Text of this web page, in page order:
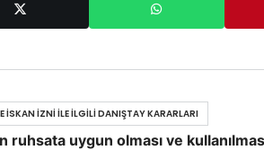
ruhsata uygun olması ve
İSKAN İZNI ILE İLGILI DANIŞTAY KARARLARI